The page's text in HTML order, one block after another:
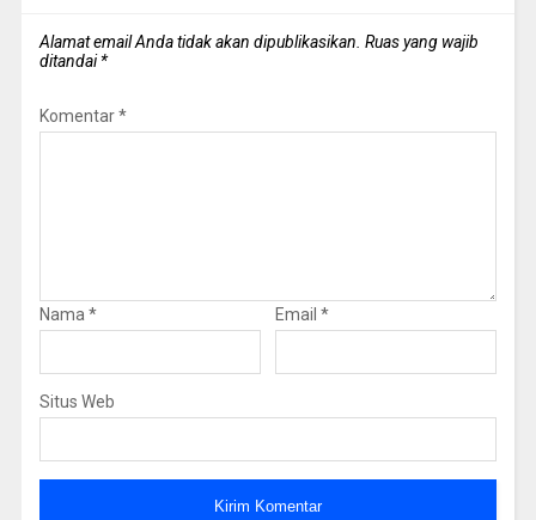
Alamat email Anda tidak akan dipublikasikan. Ruas yang wajib
ditandai*
Komentar*
Nama * Email *
Situs Web